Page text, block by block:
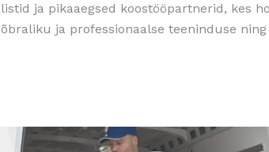
ja pikaaegsed koostööpartnerid, kes
ja professionaalse teeninduse